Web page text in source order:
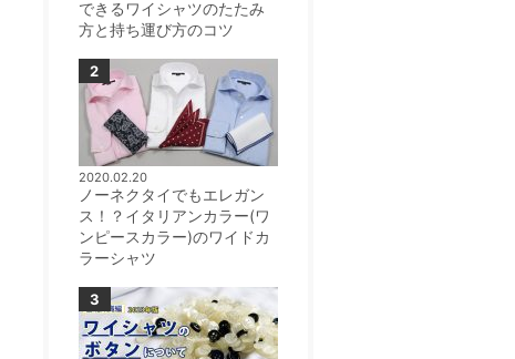
できるワイシャツのたたみ
方と持ち運び方のコツ
2020.02.20
ノーネクタイでもエレガン
ス！？イタリアンカラー(ワ
ンピースカラー)のワイドカ
ラーシャツ